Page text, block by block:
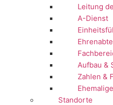
Leitung
A-Dienst
Aufbau &
Zahlen &
Standorte